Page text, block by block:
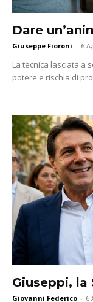
Dare
Giuseppe Fioroni - 6
La tecnica lasciata a
potere e rischia di
Giuseppi, la
Giovanni Federico - 6